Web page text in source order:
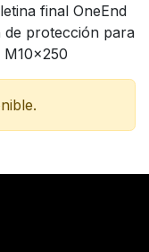
final OneEnd
de protección para